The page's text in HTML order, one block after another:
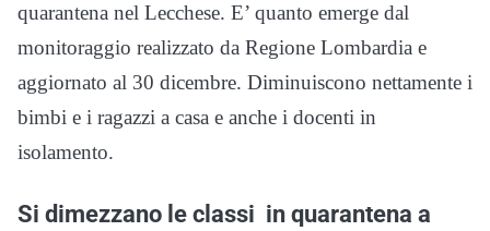
quarantena nel Lecchese. E’ quanto emerge dal
monitoraggio realizzato da Regione Lombardia e
aggiornato al 30 dicembre. Diminuiscono nettamente i
bimbi e i ragazzi a casa e anche i docenti in
isolamento.
Si dimezzano le classi in quarantena a